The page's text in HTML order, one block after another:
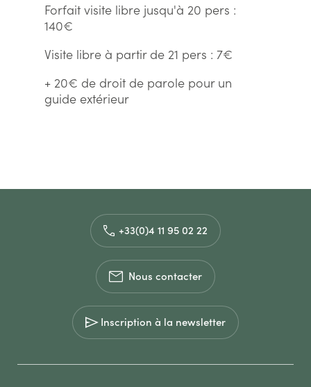
Forfait visite libre jusqu'à 20 pers :
140€
Visite libre à partir de 21 pers : 7€
+ 20€ de droit de parole pour un
guide extérieur
+33(0)4 11 95 02 22
Nous contacter
Inscription à la newsletter